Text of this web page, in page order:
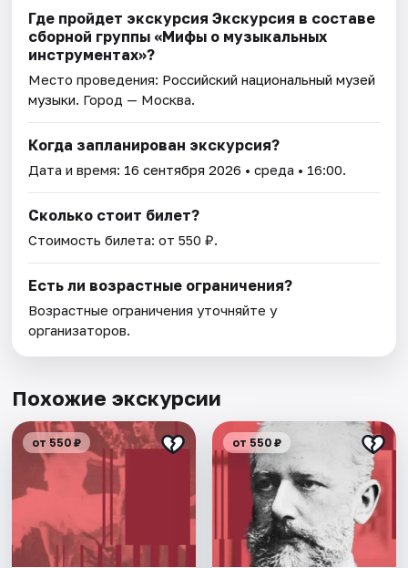
Где пройдет экскурсия Экскурсия в составе
сборной группы «Мифы о музыкальных
инструментах»?
Место проведения: Российский национальный музей
музыки. Город — Москва.
Когда запланирован экскурсия?
Дата и время: 16 сентября 2026 • среда • 16:00.
Сколько стоит билет?
Стоимость билета: от 550 ₽.
Есть ли возрастные ограничения?
Возрастные ограничения уточняйте у
организаторов.
Похожие экскурсии
от 550 ₽ от 550 ₽